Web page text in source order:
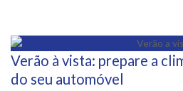
1 Maio, 2025
Verão à vista: prepare a
do seu automóvel